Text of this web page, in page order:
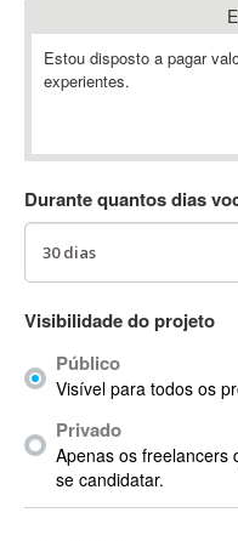
AC Drives
AC3
ACID Pro
ACPI
ACT
Actian
Actimize
ActionScript
ActionScript 3
Estou disposto a pagar
experientes.
Durante quantos dias
Visibilidade do projeto
Público
Visível para todos os
Privado
Apenas os freelancers
se candidatar.